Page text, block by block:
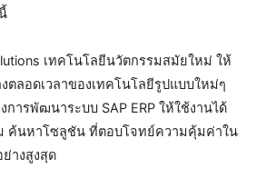
เทคโนโลยีนวัตกรรมสมัยใหม่ ให้
ตลอดเวลาของเทคโนโลยีรูปแบบใหม่ๆ
การพัฒนาระบบ SAP ERP ให้ใช้งานได้
ค้นหาโซลูชัน ที่ตอบโจทย์ความคุ้มค่าใน
ย่างสูงสุด